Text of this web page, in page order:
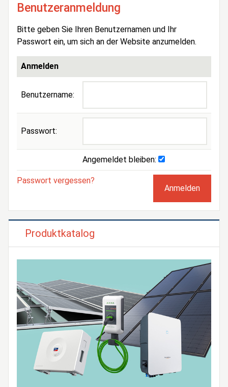
Benutzeranmeldung
Bitte geben Sie Ihren Benutzernamen und Ihr
Passwort ein, um sich an der Website anzumelden.
Anmelden
Benutzername:
Passwort:
Angemeldet bleiben:
Passwort vergessen?
Produktkatalog